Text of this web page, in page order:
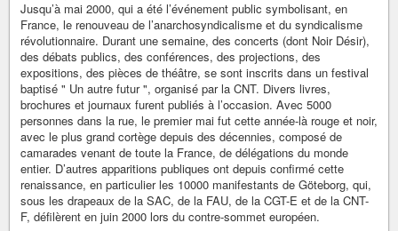
Jusqu’à mai 2000, qui a été l’événement public symbolisant, en
France, le renouveau de l’anarchosyndicalisme et du syndicalisme
révolutionnaire. Durant une semaine, des concerts (dont Noir Désir),
des débats publics, des conférences, des projections, des
expositions, des pièces de théâtre, se sont inscrits dans un festival
baptisé " Un autre futur ", organisé par la CNT. Divers livres,
brochures et journaux furent publiés à l’occasion. Avec 5000
personnes dans la rue, le premier mai fut cette année-là rouge et noir,
avec le plus grand cortège depuis des décennies, composé de
camarades venant de toute la France, de délégations du monde
entier. D’autres apparitions publiques ont depuis confirmé cette
renaissance, en particulier les 10000 manifestants de Göteborg, qui,
sous les drapeaux de la SAC, de la FAU, de la CGT-E et de la CNT-
F, défilèrent en juin 2000 lors du contre-sommet européen.